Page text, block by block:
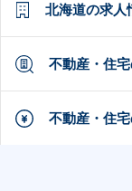
北海道の求人
不動産・住
不動産・住